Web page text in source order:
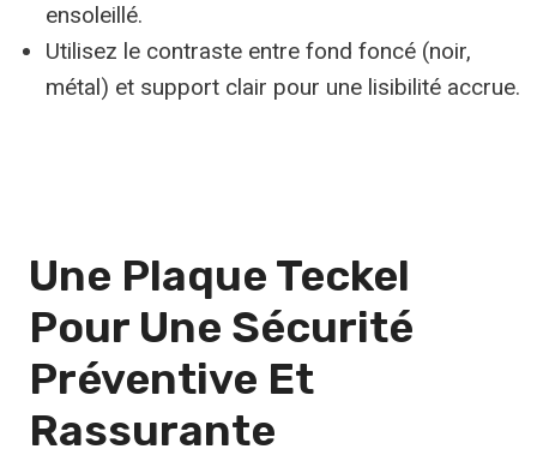
ensoleillé.
Utilisez le contraste entre fond foncé (noir,
métal) et support clair pour une lisibilité accrue.
Une Plaque Teckel
Pour Une Sécurité
Préventive Et
Rassurante